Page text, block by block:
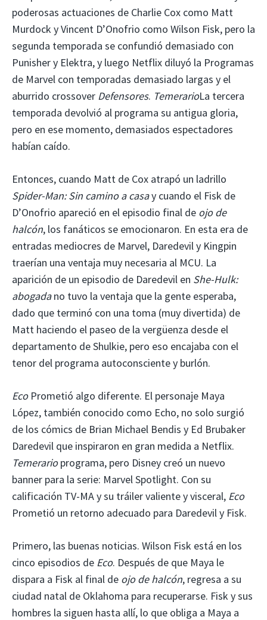
poderosas actuaciones de Charlie Cox como Matt
Murdock y Vincent D’Onofrio como Wilson Fisk, pero la
segunda temporada se confundió demasiado con
Punisher y Elektra, y luego Netflix diluyó la Programas
de Marvel con temporadas demasiado largas y el
aburrido crossover Defensores. TemerarioLa tercera
temporada devolvió al programa su antigua gloria,
pero en ese momento, demasiados espectadores
habían caído.
Entonces, cuando Matt de Cox atrapó un ladrillo
Spider-Man: Sin camino a casay cuando el Fisk de
D’Onofrio apareció en el episodio final de ojo de
halcón, los fanáticos se emocionaron. En esta era de
entradas mediocres de Marvel, Daredevil y Kingpin
traerían una ventaja muy necesaria al MCU. La
aparición de un episodio de Daredevil en She-Hulk:
abogadano tuvo la ventaja que la gente esperaba,
dado que terminó con una toma (muy divertida) de
Matt haciendo el paseo de la vergüenza desde el
departamento de Shulkie, pero eso encajaba con el
tenor del programa autoconsciente y burlón.
EcoPrometió algo diferente. El personaje Maya
López, también conocido como Echo, no solo surgió
de los cómics de Brian Michael Bendis y Ed Brubaker
Daredevil que inspiraron en gran medida a Netflix.
Temerarioprograma, pero Disney creó un nuevo
banner para la serie: Marvel Spotlight. Con su
calificación TV-MA y su tráiler valiente y visceral, Eco
Prometió un retorno adecuado para Daredevil y Fisk.
Primero, las buenas noticias. Wilson Fisk está en los
cinco episodios de Eco. Después de que Maya le
dispara a Fisk al final de ojo de halcón, regresa a su
ciudad natal de Oklahoma para recuperarse. Fisk y sus
hombres la siguen hasta allí, lo que obliga a Maya a